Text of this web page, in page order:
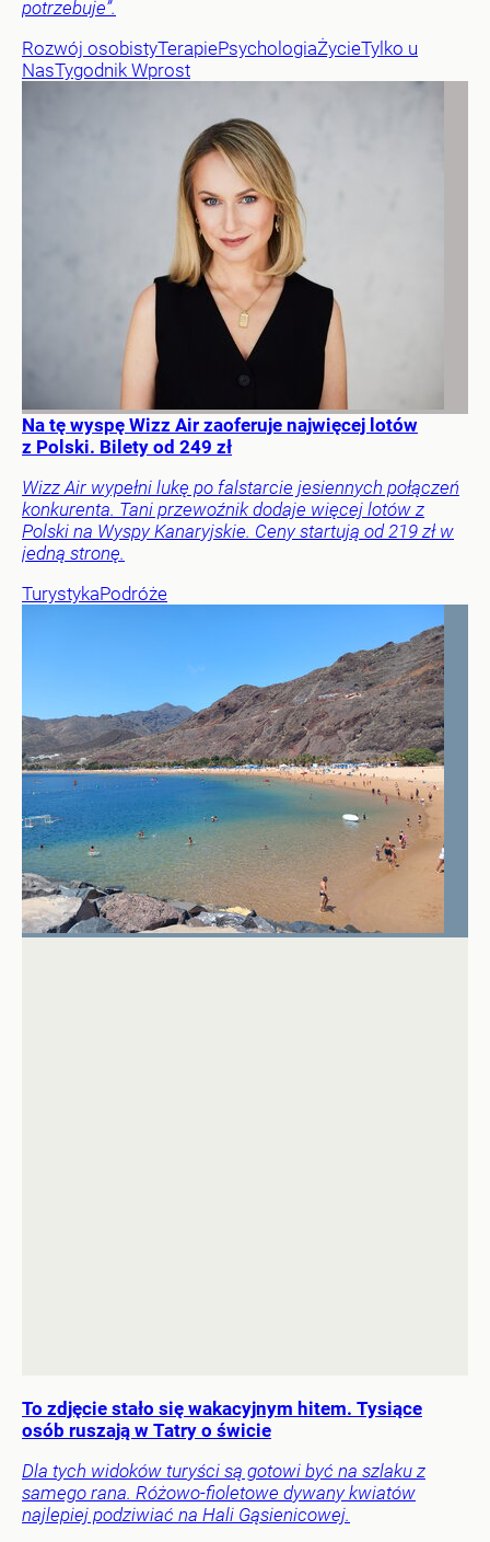
potrzebuje”.
Rozwój osobistyTerapiePsychologiaŻycieTylko u
NasTygodnik Wprost
Na tę wyspę Wizz Air zaoferuje najwięcej lotów
z Polski. Bilety od 249 zł
Wizz Air wypełni lukę po falstarcie jesiennych połączeń
konkurenta. Tani przewoźnik dodaje więcej lotów z
Polski na Wyspy Kanaryjskie. Ceny startują od 219 zł w
jedną stronę.
TurystykaPodróże
To zdjęcie stało się wakacyjnym hitem. Tysiące
osób ruszają w Tatry o świcie
Dla tych widoków turyści są gotowi być na szlaku z
samego rana. Różowo-fioletowe dywany kwiatów
najlepiej podziwiać na Hali Gąsienicowej.